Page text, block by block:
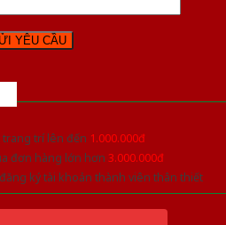
trí lên đến 1.000.000đ
đơn hàng lớn hơn 3.000.000đ
ký tài khoản thành viên thân thiết